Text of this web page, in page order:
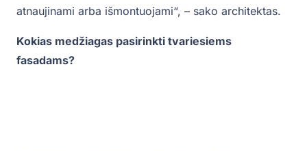
atnaujinami arba išmontuojami“, – sako architektas.
Kokias medžiagas pasirinkti tvariesiems
fasadams?